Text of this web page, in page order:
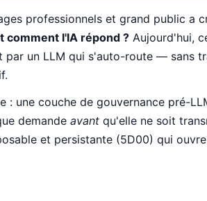
professionnels et grand public a
comment l'IA répond ? Aujourd'hui,
un LLM qui s'auto-route — sans
: une couche de gouvernance pré-
demande avant qu'elle ne soit
et persistante (5D00) qui